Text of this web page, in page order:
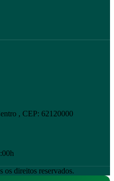
, CEP: 62120000
os direitos reservados.